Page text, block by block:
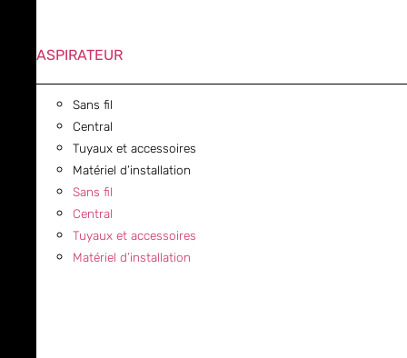
ASPIRATEUR
Sans fil
Central
Tuyaux et accessoires
Matériel d’installation
Sans fil
Central
Tuyaux et accessoires
Matériel d’installation